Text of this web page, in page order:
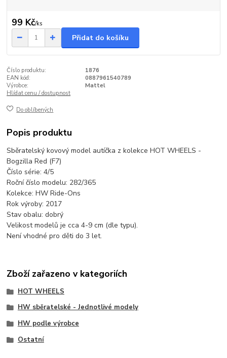
99 Kč/ks
Přidat do košíku
Číslo produktu:
1876
EAN kód:
0887961540789
Výrobce:
Mattel
Hlídat cenu / dostupnost
Do oblíbených
Popis produktu
Sběratelský kovový model autíčka z kolekce HOT WHEELS -
Bogzilla Red (F7)
Číslo série: 4/5
Roční číslo modelu: 282/365
Kolekce: HW Ride-Ons
Rok výroby: 2017
Stav obalu: dobrý
Velikost modelů je cca 4-9 cm (dle typu).
Není vhodné pro děti do 3 let.
Zboží zařazeno v kategoriích
HOT WHEELS
HW sběratelské - Jednotlivé modely
HW podle výrobce
Ostatní